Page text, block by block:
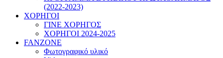
(2022-2023)
ΧΟΡΗΓΟΙ
ΓΙΝΕ ΧΟΡΗΓΟΣ
ΧΟΡΗΓΟΙ 2024-2025
FANZONE
Φωτογραφικό υλικό